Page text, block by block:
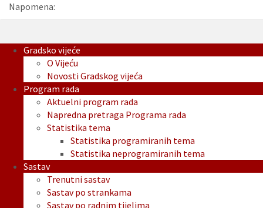
Napomena:
Gradsko vijeće
O Vijeću
Novosti Gradskog vijeća
Program rada
Aktuelni program rada
Napredna pretraga Programa rada
Statistika tema
Statistika programiranih tema
Statistika neprogramiranih tema
Sastav
Trenutni sastav
Sastav po strankama
Sastav po radnim tijelima